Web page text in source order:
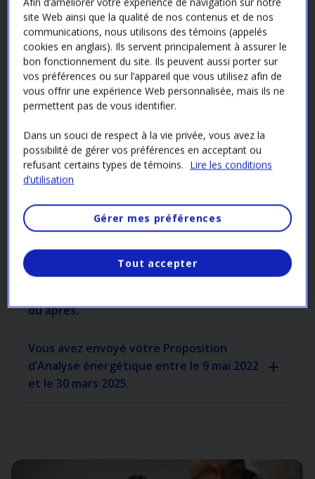
Lancé en mai 2022, le Volet Analyse énergétique a été
modifié en date du 31 mars 2025.
Toutefois, le Guide de participation de ce volet ainsi
que les Conditions et engagements du programme
Solutions efficaces ont été actualisés le 31 mars 2026
compter de cette date. Il est à noter que les modalités
de ce volet n’ont pas été modifiées ; Hydro‑Québec a
seulement apporté des précisions et des clarifications
concernant certains critères et certaines attentes.
Veuillez consulter cette page pour connaître les
règles qui s’appliquent à votre projet.
Vous avez envoyé votre Proposition
ou après.
Vous avez envoyé votre Proposition
d’Analyse énergétique entre le 9 mai 2022
et le 30 mars 2025.
site Web ainsi que la qualité de nos contenus et de nos
communications, nous utilisons des témoins (appelés
cookies en anglais). Ils servent principalement à assurer le
bon fonctionnement du site. Ils peuvent aussi porter sur
vos préférences ou sur l’appareil que vous utilisez afin de
vous offrir une expérience Web personnalisée, mais ils ne
permettent pas de vous identifier.
Dans un souci de respect à la vie privée, vous avez la
possibilité de gérer vos préférences en acceptant ou
refusant certains types de témoins. Lire les conditions
d’utilisation
Gérer mes préférences
Tout accepter